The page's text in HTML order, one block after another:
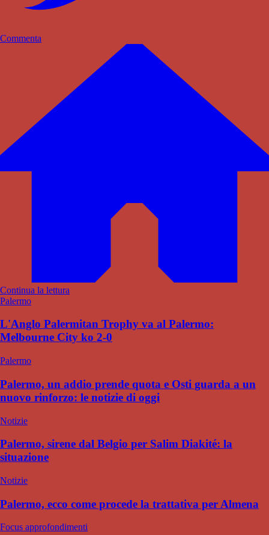
Commenta
Continua la lettura
Palermo
L'Anglo Palermitan Trophy va al Palermo:
Melbourne City ko 2-0
Palermo
Palermo, un addio prende quota e Osti guarda a un
nuovo rinforzo: le notizie di oggi
Notizie
Palermo, sirene dal Belgio per Salim Diakité: la
situazione
Notizie
Palermo, ecco come procede la trattativa per Almena
Focus approfondimenti